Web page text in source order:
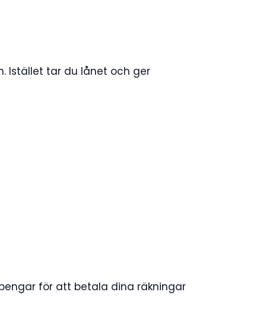
Istället tar du lånet och ger
för att betala dina räkningar